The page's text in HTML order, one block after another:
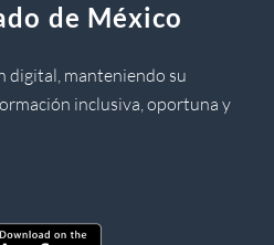
de México
digital, manteniendo su
inclusiva, oportuna y